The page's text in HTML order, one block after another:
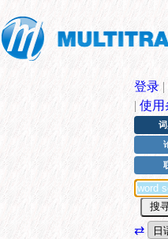
登录 |
| 使用
⇄